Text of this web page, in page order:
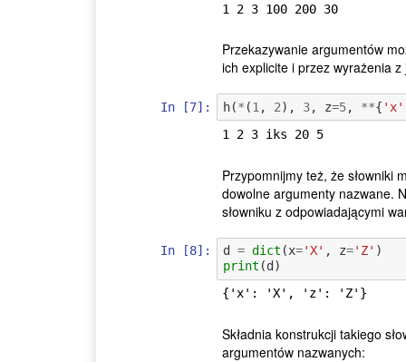
1 2 3 100 200 30
Przekazywanie argumentów
ich explicite i przez wyrażenia
In [7]: h(* (1 , 2), 3, z=5, **{ 'x'
1 2 3 iks 20 5
Przypomnijmy też, że słowniki
dowolne argumenty nazwane.
słowniku z odpowiadającymi
In [8]: d = dict (x='X' , z='Z' )
print (d )
Składnia konstrukcji takiego
argumentów nazwanych: